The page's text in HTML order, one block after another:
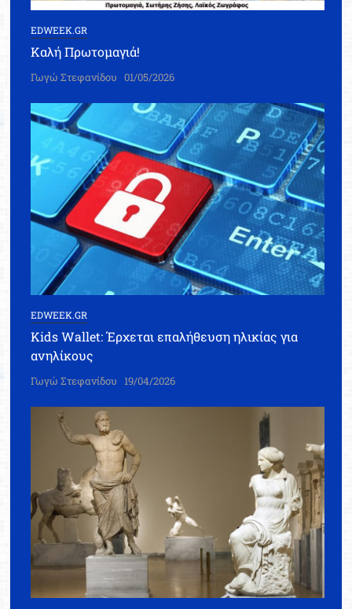
EDWEEK.GR
Καλή Πρωτομαγιά!
Γωγώ Στεφανίδου 01/05/2026
EDWEEK.GR
Kids Wallet: Έρχεται επαλήθευση ηλικίας για
ανηλίκους
Γωγώ Στεφανίδου 19/04/2026